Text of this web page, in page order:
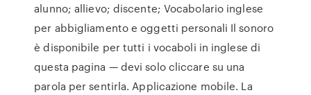
alunno; allievo; discente; Vocabolario inglese
per abbigliamento e oggetti personali Il sonoro
è disponibile per tutti i vocaboli in inglese di
questa pagina — devi solo cliccare su una
parola per sentirla. Applicazione mobile. La